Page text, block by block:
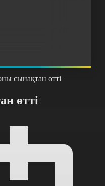
сынақтан өтті
өтті